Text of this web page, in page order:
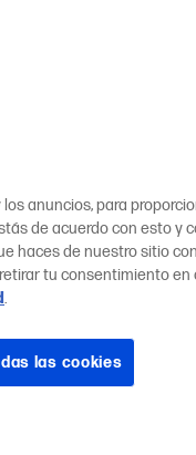
anuncios, para
de acuerdo con esto y
haces de nuestro sitio
tu consentimiento en
.
las cookies